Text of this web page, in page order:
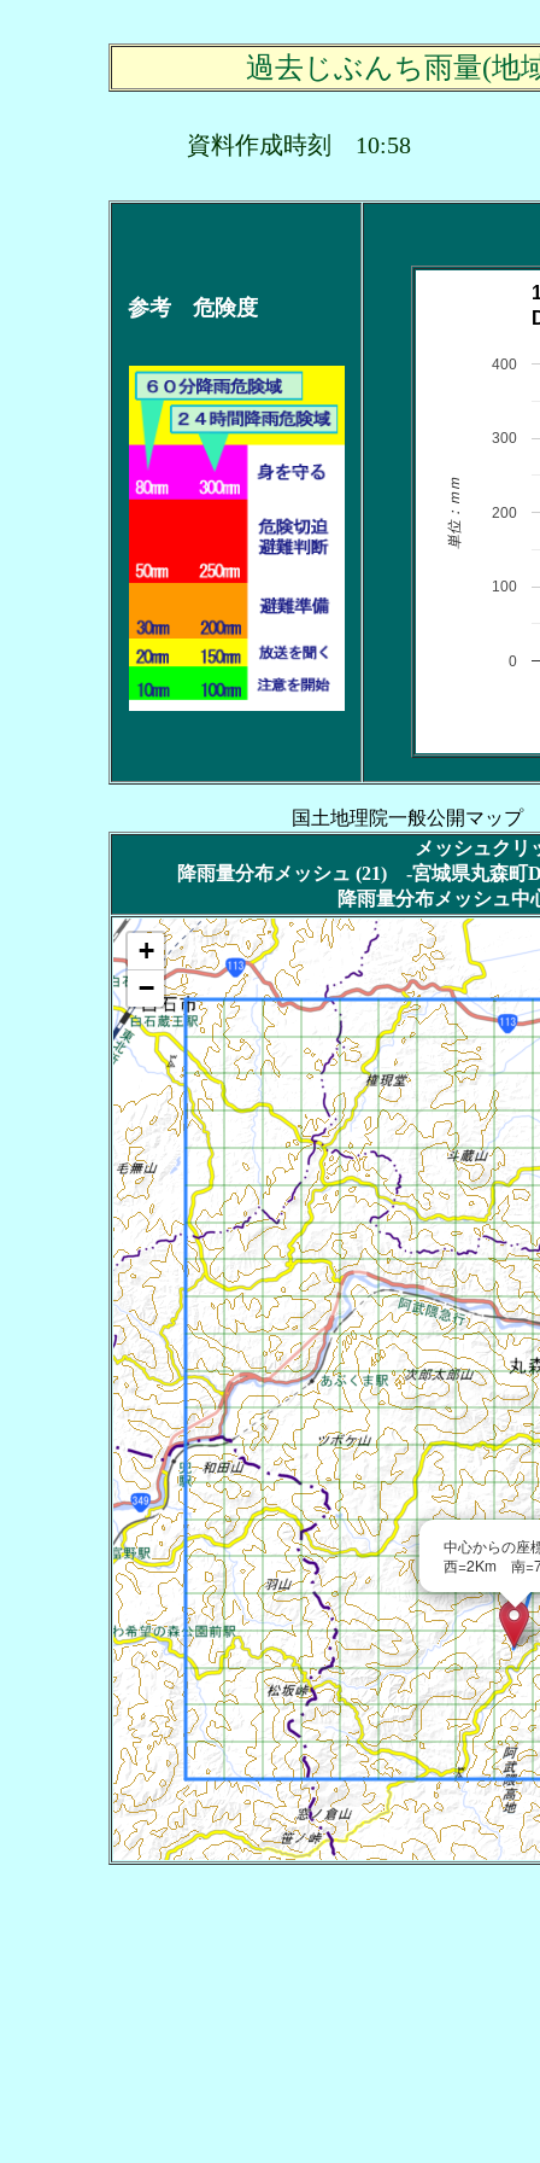
過去じぶんち雨量(地
資料作成時刻 10:58
参考 危険度
0
100
200
300
400
単位：ｍｍ
国土地理院一般公開マップ
メッシュクリ
降雨量分布メッシュ (21) -宮城県丸森
降雨量分布メッシュ
中心からの
西=2Km 南
+
−